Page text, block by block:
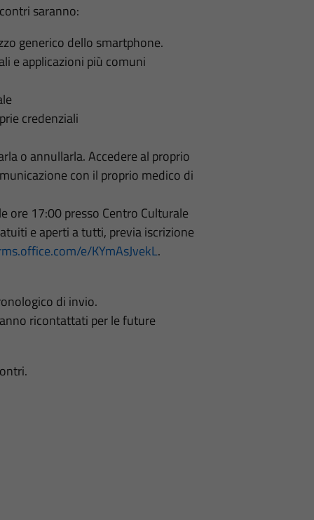
saranno:
generico dello smartphone.
e applicazioni più comuni
credenziali
o annullarla. Accedere al proprio
con il proprio medico di
ore 17:00 presso Centro Culturale
e aperti a tutti, previa iscrizione
e/KYmAsJvekL.
di invio.
ricontattati per le future